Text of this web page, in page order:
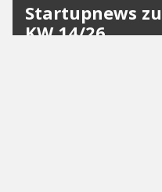
Startupnews
KW 14/26